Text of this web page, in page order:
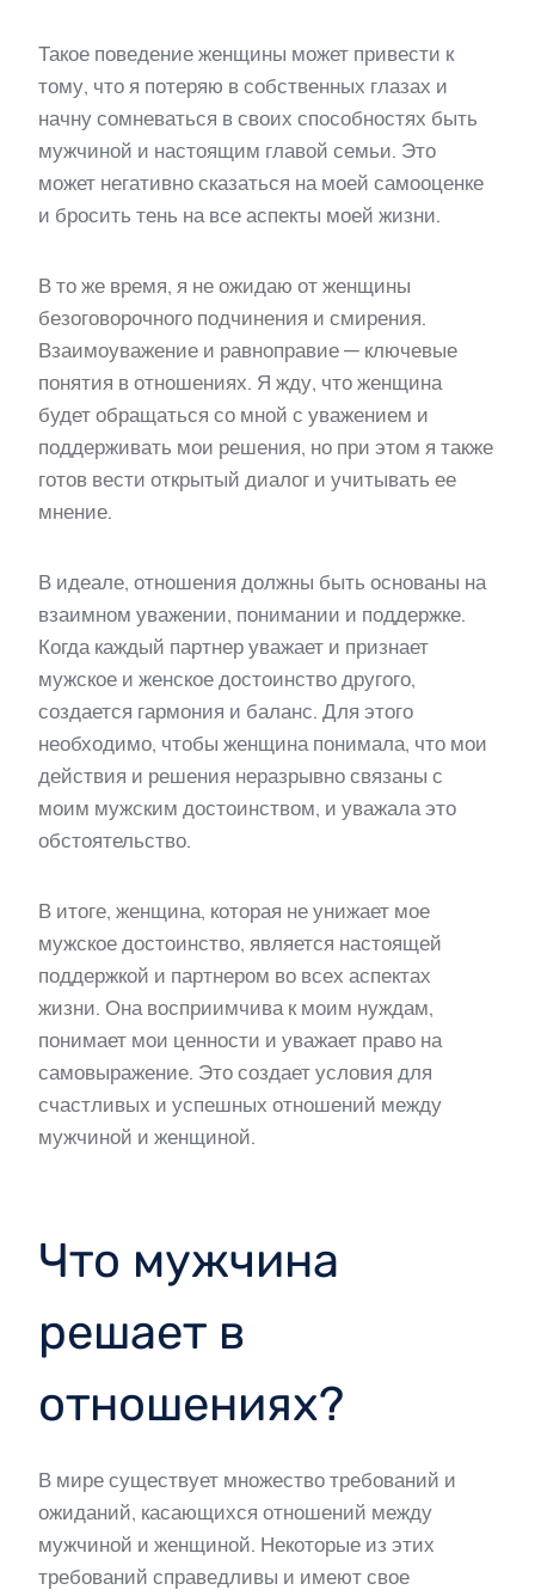
Такое поведение женщины может привести к
тому, что я потеряю в собственных глазах и
начну сомневаться в своих способностях быть
мужчиной и настоящим главой семьи. Это
может негативно сказаться на моей самооценке
и бросить тень на все аспекты моей жизни.
В то же время, я не ожидаю от женщины
безоговорочного подчинения и смирения.
Взаимоуважение и равноправие — ключевые
понятия в отношениях. Я жду, что женщина
будет обращаться со мной с уважением и
поддерживать мои решения, но при этом я также
готов вести открытый диалог и учитывать ее
мнение.
В идеале, отношения должны быть основаны на
взаимном уважении, понимании и поддержке.
Когда каждый партнер уважает и признает
мужское и женское достоинство другого,
создается гармония и баланс. Для этого
необходимо, чтобы женщина понимала, что мои
действия и решения неразрывно связаны с
моим мужским достоинством, и уважала это
обстоятельство.
В итоге, женщина, которая не унижает мое
мужское достоинство, является настоящей
поддержкой и партнером во всех аспектах
жизни. Она восприимчива к моим нуждам,
понимает мои ценности и уважает право на
самовыражение. Это создает условия для
счастливых и успешных отношений между
мужчиной и женщиной.
Что мужчина
решает в
отношениях?
В мире существует множество требований и
ожиданий, касающихся отношений между
мужчиной и женщиной. Некоторые из этих
требований справедливы и имеют свое